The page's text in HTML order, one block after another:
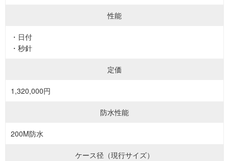
性能
・日付
・秒針
定価
1,320,000円
防水性能
200M防水
ケース径（現行サイズ）